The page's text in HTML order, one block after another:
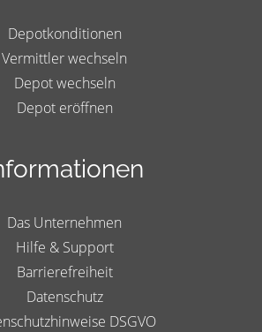
Depotkonditionen
Vermittler wechseln
Depot wechseln
Depot eröffnen
Das Unternehmen
Hilfe & Support
Barrierefreiheit
Datenschutz
DSGVO